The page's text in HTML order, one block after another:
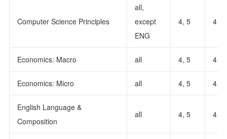
Computer Science Principles
all,
except
ENG
4, 5 4
Economics: Macro all 4, 5 4
Economics: Micro all 4, 5 4
English Language &
Composition
all 4, 5 4